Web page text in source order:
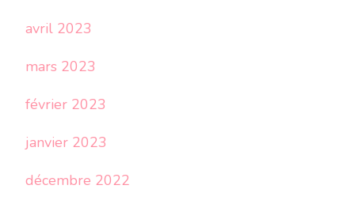
avril 2023
mars 2023
février 2023
janvier 2023
décembre 2022